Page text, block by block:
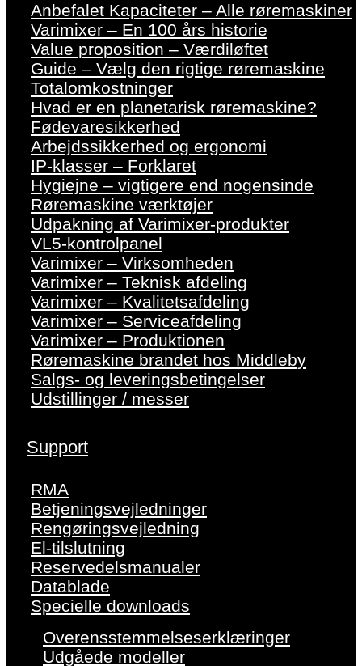
Anbefalet Kapaciteter – Alle røremaskiner
Varimixer – En 100 års historie
Value proposition – Værdiløftet
Guide – Vælg den rigtige røremaskine
Totalomkostninger
Hvad er en planetarisk røremaskine?
Fødevaresikkerhed
Arbejdssikkerhed og ergonomi
IP-klasser – Forklaret
Hygiejne – vigtigere end nogensinde
Røremaskine værktøjer
Udpakning af Varimixer-produkter
VL5-kontrolpanel
Varimixer – Virksomheden
Varimixer – Teknisk afdeling
Varimixer – Kvalitetsafdeling
Varimixer – Serviceafdeling
Varimixer – Produktionen
Røremaskine brandet hos Middleby
Salgs- og leveringsbetingelser
Udstillinger / messer
Support
RMA
Betjeningsvejledninger
Rengøringsvejledning
El-tilslutning
Reservedelsmanualer
Datablade
Specielle downloads
Overensstemmelseserklæringer
Udgåede modeller